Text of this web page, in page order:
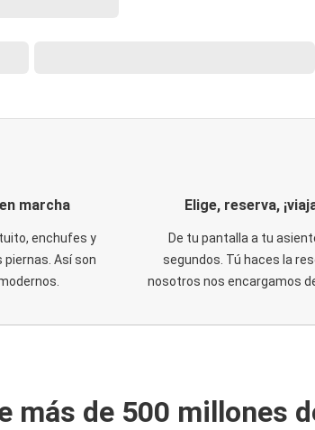
marcha
enchufes y
Así son
Elige, reserva,
De tu pantalla a tu
segundos. Tú haces la
nosotros nos encargamos
más de 500 millones